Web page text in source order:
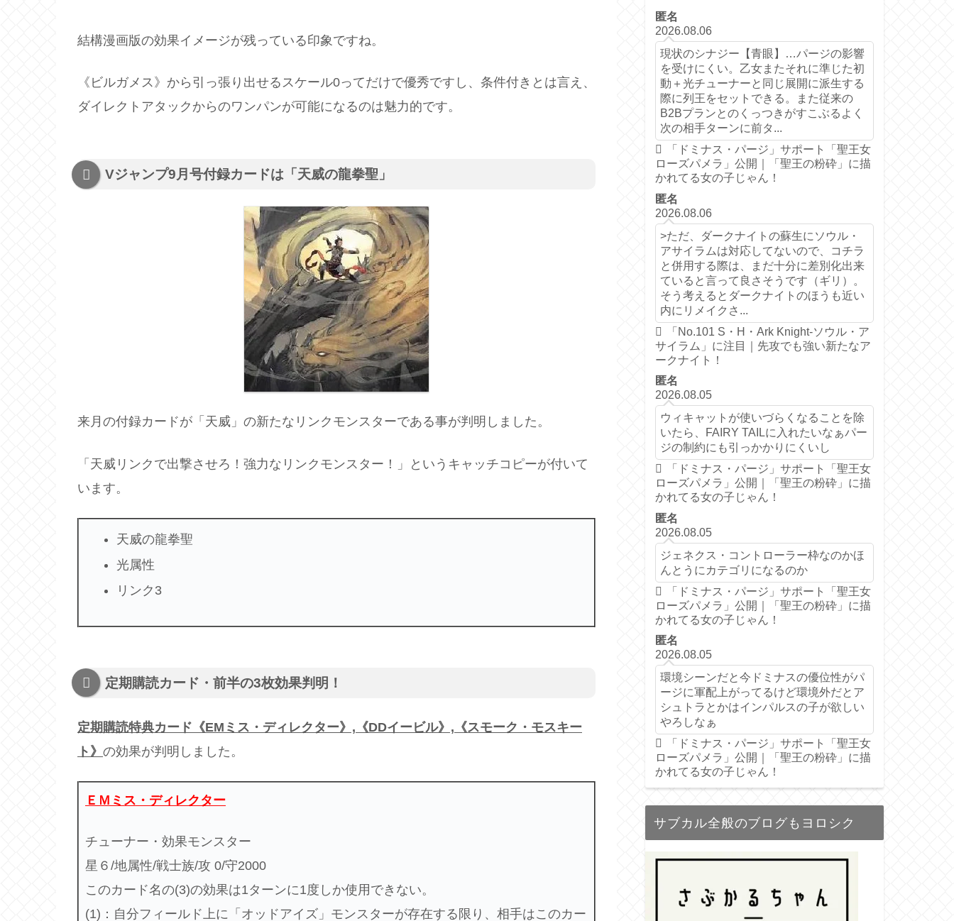
結構漫画版の効果イメージが残っている印象ですね。
《ビルガメス》から引っ張り出せるスケール0ってだけで優秀ですし、条件付きとは言え、
ダイレクトアタックからのワンパンが可能になるのは魅力的です。
Vジャンプ9月号付録カードは「天威の龍拳聖」
来月の付録カードが「天威」の新たなリンクモンスターである事が判明しました。
「天威リンクで出撃させろ！強力なリンクモンスター！」というキャッチコピーが付いて
います。
天威の龍拳聖
光属性
リンク3
定期購読カード・前半の3枚効果判明！
定期購読特典カード《EMミス・ディレクター》,《DDイービル》,《スモーク・モスキー
ト》 の効果が判明しました。
ＥＭミス・ディレクター
チューナー・効果モンスター
星６/地属性/戦士族/攻 0/守2000
このカード名の(3)の効果は1ターンに1度しか使用できない。
(1)：自分フィールド上に「オッドアイズ」モンスターが存在する限り、相手はこのカー
匿名
2026.08.06
現状のシナジー【青眼】…パージの影響
を受けにくい。乙女またそれに準じた初
動＋光チューナーと同じ展開に派生する
際に列王をセットできる。また従来の
B2Bプランとのくっつきがすこぶるよく
次の相手ターンに前タ...
「ドミナス・パージ」サポート「聖王女
ローズパメラ」公開｜「聖王の粉砕」に描
かれてる女の子じゃん！
匿名
2026.08.06
>ただ、ダークナイトの蘇生にソウル・
アサイラムは対応してないので、コチラ
と併用する際は、まだ十分に差別化出来
ていると言って良さそうです（ギリ）。
そう考えるとダークナイトのほうも近い
内にリメイクさ...
「No.101 S・H・Ark Knight-ソウル・ア
サイラム」に注目｜先攻でも強い新たなア
ークナイト！
匿名
2026.08.05
ウィキャットが使いづらくなることを除
いたら、FAIRY TAILに入れたいなぁパー
ジの制約にも引っかかりにくいし
「ドミナス・パージ」サポート「聖王女
ローズパメラ」公開｜「聖王の粉砕」に描
かれてる女の子じゃん！
匿名
2026.08.05
ジェネクス・コントローラー枠なのかほ
んとうにカテゴリになるのか
「ドミナス・パージ」サポート「聖王女
ローズパメラ」公開｜「聖王の粉砕」に描
かれてる女の子じゃん！
匿名
2026.08.05
環境シーンだと今ドミナスの優位性がパ
ージに軍配上がってるけど環境外だとア
シュトラとかはインパルスの子が欲しい
やろしなぁ
「ドミナス・パージ」サポート「聖王女
ローズパメラ」公開｜「聖王の粉砕」に描
かれてる女の子じゃん！
サブカル全般のブログもヨロシク